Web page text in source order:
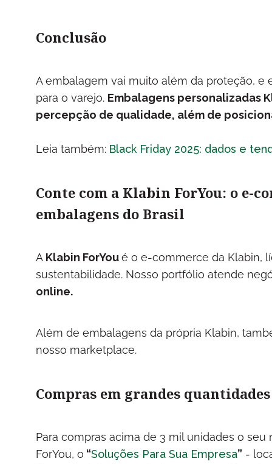
Conclusão
A embalagem vai muito além da proteção, e
para o varejo. Embalagens personalizadas
percepção de qualidade, além de
Leia também: Black Friday 2025: dados e
Conte com a Klabin ForYou: o e-
embalagens do Brasil
A Klabin ForYoué o e-commerce da Klabin,
sustentabilidade. Nosso portfólio atende
online.
Além de embalagens da própria Klabin,
nosso marketplace.
Compras em grandes quantidades
Para compras acima de 3 mil unidades o
ForYou, o “Soluções Para Sua Empresa” -